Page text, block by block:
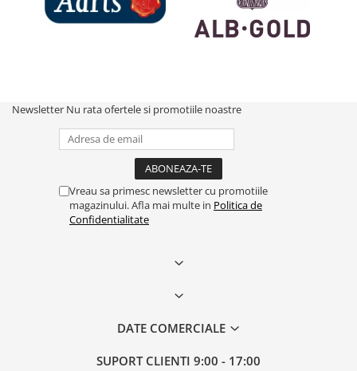
Newsletter Nu rata ofertele si promotiile noastre
Vreau sa primesc newsletter cu promotiile
magazinului. Afla mai multe in Politica de
Confidentialitate
DATE COMERCIALE
SUPORT CLIENTI 9:00 - 17:00